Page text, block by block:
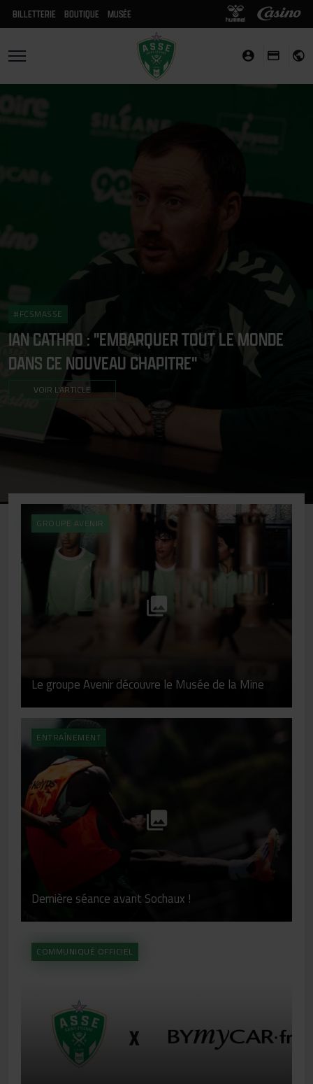
BILLETTERIE BOUTIQUE MUSÉE
#FCSMASSE
IAN CATHRO : "EMBARQUER TOUT LE MONDE
DANS CE NOUVEAU CHAPITRE"
VOIR L'ARTICLE
GROUPE AVENIR
Le groupe Avenir découvre le Musée de la Mine
ENTRAÎNEMENT
Dernière séance avant Sochaux !
COMMUNIQUÉ OFFICIEL